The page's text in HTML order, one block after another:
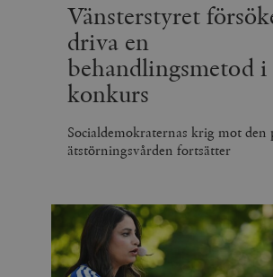
Vänsterstyret
driva en
behandlingsmetod i
konkurs
Socialdemokraternas krig mot den
ätstörningsvården fortsätter